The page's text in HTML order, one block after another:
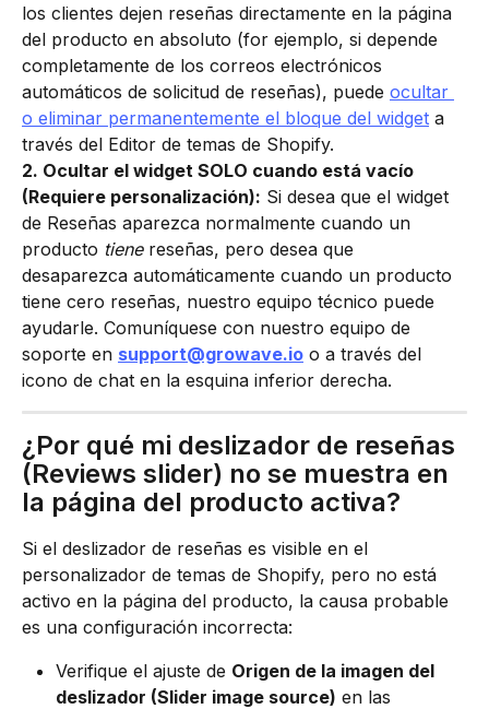
los clientes dejen reseñas directamente en la página
del producto en absoluto (for ejemplo, si depende
completamente de los correos electrónicos
automáticos de solicitud de reseñas), puede ocultar
o eliminar permanentemente el bloque del widget a
través del Editor de temas de Shopify.
2. Ocultar el widget SOLO cuando está vacío
(Requiere personalización): Si desea que el widget
de Reseñas aparezca normalmente cuando un
producto tiene reseñas, pero desea que
desaparezca automáticamente cuando un producto
tiene cero reseñas, nuestro equipo técnico puede
ayudarle. Comuníquese con nuestro equipo de
soporte en support@growave.io o a través del
icono de chat en la esquina inferior derecha.
¿Por qué mi deslizador de reseñas
(Reviews slider) no se muestra en
la página del producto activa?
Si el deslizador de reseñas es visible en el
personalizador de temas de Shopify, pero no está
activo en la página del producto, la causa probable
es una configuración incorrecta:
Verifique el ajuste de Origen de la imagen del
deslizador (Slider image source) en las